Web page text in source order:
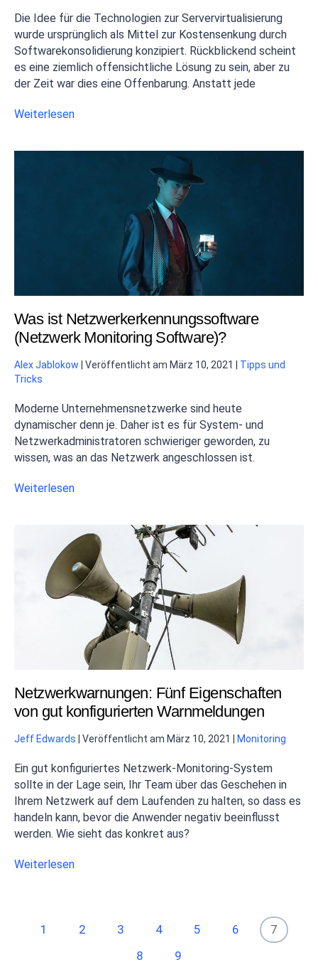
Die Idee für die Technologien zur Servervirtualisierung
wurde ursprünglich als Mittel zur Kostensenkung durch
Softwarekonsolidierung konzipiert. Rückblickend scheint
es eine ziemlich offensichtliche Lösung zu sein, aber zu
der Zeit war dies eine Offenbarung. Anstatt jede
Weiterlesen
Was ist Netzwerkerkennungssoftware
(Netzwerk Monitoring Software)?
Alex Jablokow Veröffentlicht am März 10, 2021
Tipps und
Tricks
Moderne Unternehmensnetzwerke sind heute
dynamischer denn je. Daher ist es für System- und
Netzwerkadministratoren schwieriger geworden, zu
wissen, was an das Netzwerk angeschlossen ist.
Weiterlesen
Netzwerkwarnungen: Fünf Eigenschaften
von gut konfigurierten Warnmeldungen
Jeff Edwards Veröffentlicht am März 10, 2021 Monitoring
Ein gut konfiguriertes Netzwerk-Monitoring-System
sollte in der Lage sein, Ihr Team über das Geschehen in
Ihrem Netzwerk auf dem Laufenden zu halten, so dass es
handeln kann, bevor die Anwender negativ beeinflusst
werden. Wie sieht das konkret aus?
Weiterlesen
1 2 3 4 5 6
7
8
9